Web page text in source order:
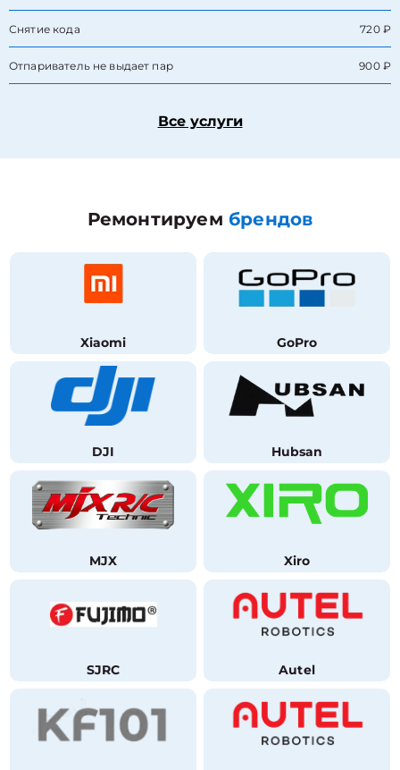
Снятие кода 720 ₽
Отпариватель не выдает пар 900 ₽
Все услуги
Ремонтируем брендов
Xiaomi GoPro
DJI Hubsan
MJX Xiro
SJRC Autel